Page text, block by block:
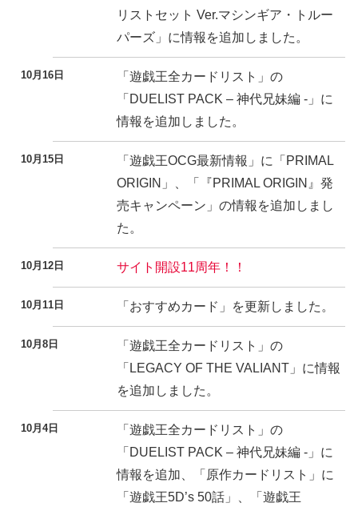
リストセット Ver.マシンギア・トルー
パーズ」に情報を追加しました。
10月16日
「遊戯王全カードリスト」の
「DUELIST PACK – 神代兄妹編 -」に
情報を追加しました。
10月15日
「遊戯王OCG最新情報」に「PRIMAL
ORIGIN」、「『PRIMAL ORIGIN』発
売キャンペーン」の情報を追加しまし
た。
10月12日 サイト開設11周年！！
10月11日 「おすすめカード」を更新しました。
10月8日
「遊戯王全カードリスト」の
「LEGACY OF THE VALIANT」に情報
を追加しました。
10月4日
「遊戯王全カードリスト」の
「DUELIST PACK – 神代兄妹編 -」に
情報を追加、「原作カードリスト」に
「遊戯王5D’s 50話」、「遊戯王